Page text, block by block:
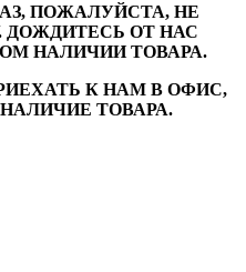
ПОЖАЛУЙСТА, НЕ
ДОЖДИТЕСЬ ОТ НАС
НАЛИЧИИ ТОВАРА.
К НАМ В ОФИС,
ТОВАРА.